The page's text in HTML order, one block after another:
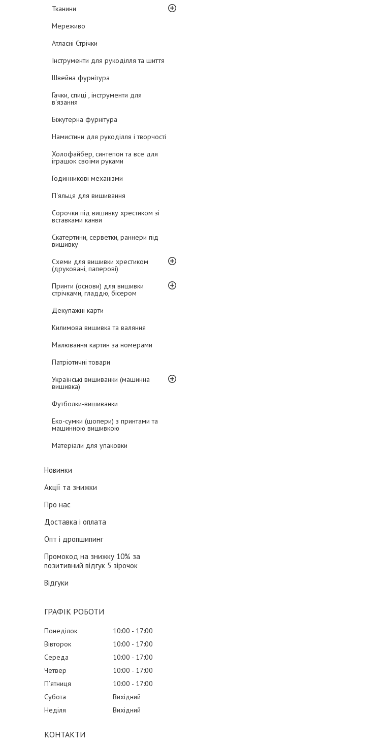
Тканини
Мереживо
Атласні Стрічки
Інструменти для рукоділля та шиття
Швейна фурнітура
Гачки, спиці , інструменти для
в'язання
Біжутерна фурнітура
Намистини для рукоділля і творчості
Холофайбер, синтепон та все для
іграшок своїми руками
Годинникові механізми
П'яльця для вишивання
Сорочки під вишивку хрестиком зі
вставками канви
Скатертини, серветки, раннери під
вишивку
Схеми для вишивки хрестиком
(друковані, паперові)
Принти (основи) для вишивки
стрічками, гладдю, бісером
Декупажні карти
Килимова вишивка та валяння
Малювання картин за номерами
Патріотичні товари
Українські вишиванки (машинна
вишивка)
Футболки-вишиванки
Еко-сумки (шопери) з принтами та
машинною вишивкою
Матеріали для упаковки
Новинки
Акції та знижки
Про нас
Доставка і оплата
Опт і дропшипинг
Промокод на знижку 10% за
позитивний відгук 5 зірочок
Відгуки
ГРАФІК РОБОТИ
Понеділок 10:00
17:00
Вівторок
10:00
17:00
Середа
10:00
17:00
Четвер
10:00
17:00
Пʼятниця
10:00
17:00
Субота
Вихідний
Неділя
Вихідний
КОНТАКТИ